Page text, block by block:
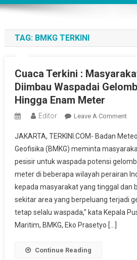
TAG: BMKG TERKINI
Cuaca Terkini :
Diimbau Waspadai
Hingga Enam Meter
Editor Leave A CommentOn
:
JAKARTA, TERKINI.COM- Badan
Geofisika (BMKG) meminta
pesisir untuk waspada potensi
meter di beberapa wilayah perairan
kepada masyarakat yang tinggal dan
sekitar area yang berpeluang terjadi
tetap selalu waspada,” kata Kepala
Maritim, BMKG, Eko Prasetyo […]
Continue Reading